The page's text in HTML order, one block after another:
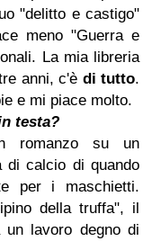
"delitto e castigo"
meno "Guerra e
La mia libreria
anni, c'è di tutto.
e mi piace molto.
testa?
romanzo su un
di calcio di quando
per i maschietti.
della truffa", il
lavoro degno di